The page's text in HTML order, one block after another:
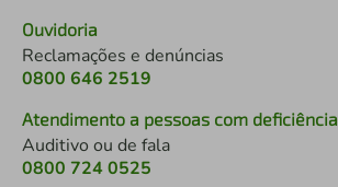
Ouvidoria
Reclamações e denúncias
0800 646 2519
Atendimento a pessoas com deficiência
Auditivo ou de fala
0800 724 0525